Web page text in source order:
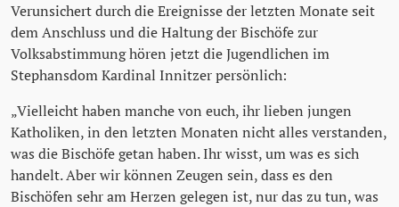
Verunsichert durch die Ereignisse der letzten Monate seit
dem Anschluss und die Haltung der Bischöfe zur
Volksabstimmung hören jetzt die Jugendlichen im
Stephansdom Kardinal Innitzer persönlich:
„Vielleicht haben manche von euch, ihr lieben jungen
Katholiken, in den letzten Monaten nicht alles verstanden,
was die Bischöfe getan haben. Ihr wisst, um was es sich
handelt. Aber wir können Zeugen sein, dass es den
Bischöfen sehr am Herzen gelegen ist, nur das zu tun, was